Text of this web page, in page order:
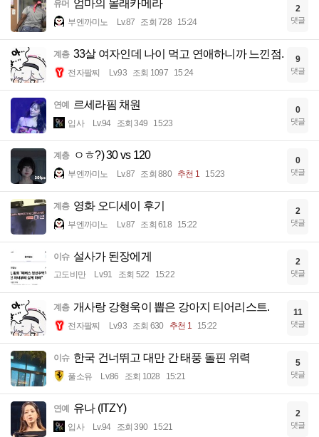
유머 엄마의 몰래카메라
부엔까미노 Lv.87 조회 728 15:24
2
댓글
계층 33살 여자인데 나이 먹고 연애하니까 느낀점.
전자팔찌 Lv.93 조회 1097 15:24
9
댓글
연예 르세라핌 채원
입사 Lv.94 조회 349 15:23
0
댓글
계층 ㅇㅎ?) 30 vs 120
부엔까미노 Lv.87 조회 880 추천 1 15:23
0
댓글
계층 영화 오디세이 후기
부엔까미노 Lv.87 조회 618 15:22
2
댓글
이슈 설사가 된장에게
고도비만 Lv.91 조회 522 15:22
2
댓글
계층 개사랑 강형욱이 뽑은 강아지 티어리스트.
전자팔찌 Lv.93 조회 630 추천 1 15:22
11
댓글
이슈 한국 건너뛰고 대만 간 태풍 돌핀 위력
풀소유 Lv.86 조회 1028 15:21
5
댓글
연예 유나 (ITZY)
입사 Lv.94 조회 390 15:21
2
댓글